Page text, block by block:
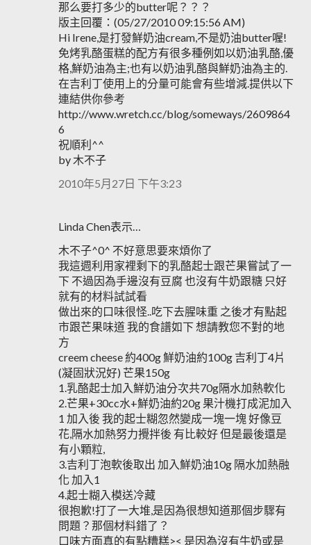
那么要打多少的butter呢？？？
版主回覆：(05/27/2010 09:15:56 AM)
Hi Irene,是打發鮮奶油cream,不是奶油butter喔!
免烤乳酪蛋糕的配方有很多種例如以奶油乳酪,優
格,鮮奶油為主;也有以奶油乳酪與鮮奶油為主的.
在吉利丁使用上的分量可能會有些增減.提供以下
連結供你參考
http://www.wretch.cc/blog/someways/2609864
6
祝順利^^
by 木不子
2010年5月27日 下午3:23
Linda Chen表示…
木不子^0^ 不好意思要來煩你了
我這週利用家裡剩下的乳酪起士跟芒果嘗試了一
下 不過因為手邊沒有豆腐 也沒有牛奶跟糖 只好
就有的材料試試看
做出來的口味很怪..吃下去腥味重 之後才有點起
市跟芒果味道 我的食譜如下 想請教您不對的地
方
creem cheese 約400g 鮮奶油約100g 吉利丁4片
(凝固狀況好) 芒果150g
1.乳酪起士加入鮮奶油分次共70g隔水加熱軟化
2.芒果+30cc水+鮮奶油約20g 果汁機打成泥加入
1 加入後 我的起士糊忽然變成一塊一塊 好像豆
花,隔水加熱努力攪拌後 有比較好 但是最後還是
有小顆粒,
3.吉利丁泡軟後取出 加入鮮奶油10g 隔水加熱融
化 加入1
4.起士糊入模送冷藏
很抱歉!打了一大堆,是因為很想知道那個步驟有
問題？那個材料錯了？
口味方面真的有點糟糕>< 是因為沒有牛奶或是